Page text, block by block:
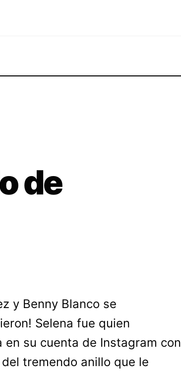
de
y Benny Blanco se
Selena fue quien
su cuenta de Instagram con
tremendo anillo que le